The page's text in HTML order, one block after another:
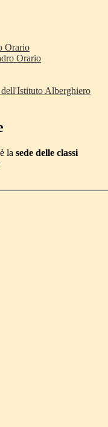
Orario
Orario
Alberghiero
è la sede delle classi